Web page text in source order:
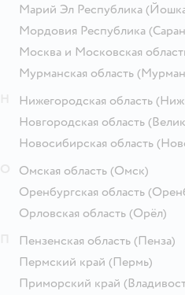
Марий Эл Республика
Мордовия Республика
Москва и Московская
Мурманская область
Нижегородская область
Новгородская область
Новосибирская область
Омская область (Омск)
Оренбургская область
Орловская область (Орёл)
Пензенская область (Пенза)
Пермский край (Пермь)
Приморский край